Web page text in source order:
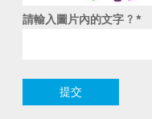
請輸入圖片內的文字 ? *